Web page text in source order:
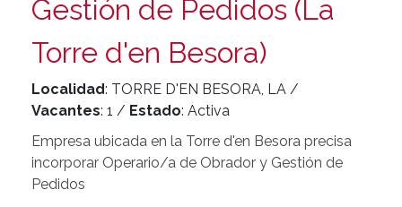
Gestión de Pedidos (La
Torre d'en Besora)
Localidad: TORRE D'EN BESORA, LA /
Vacantes: 1 / Estado: Activa
Empresa ubicada en la Torre d'en Besora precisa
incorporar Operario/a de Obrador y Gestión de
Pedidos